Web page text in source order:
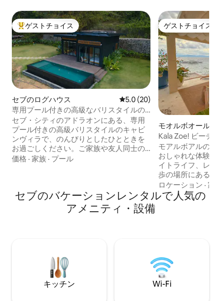
大好評のゲストチョイスです。
ゲストチョイス
セブのログハウス レビュー20件、5つ星中5.0つ
5.0 (20)
専用プール付きの高級なバリスタイルの
キャビンヴィラ
セブ・シティのアドラオンにある、専用
プール付きの高級バリスタイルのキャビ
ンヴィラで、のんびりとしたひとときを
お過ごしください。ご家族や友人同士の
グループに最適なこの寝室2室のヴィラ
料の朝食、飲み物、精製水を備えた、自
然に囲まれたゆったりとした隠れ家でお
くつろぎください。都心からわずか数分
施設内での喫煙厳禁
価格 · 家族 · プール
ゲストチョイス
ゲストチョイス
モオルボオールの
Kala Zoe! ビーチ
モアルボアルのパ
おしゃれな体験を
イトライフ、レス
歩の場所にあるこ
ィラは、大人6名
名様にぴったりです。 ビーチへ
クセス、水辺を
付いています。 2階のベッドルームは、4
名様用で、専用バ
ロケーション ·家
セブのバケーションレンタルで人気の
アメニティ・設備
キッチン Wi-Fi